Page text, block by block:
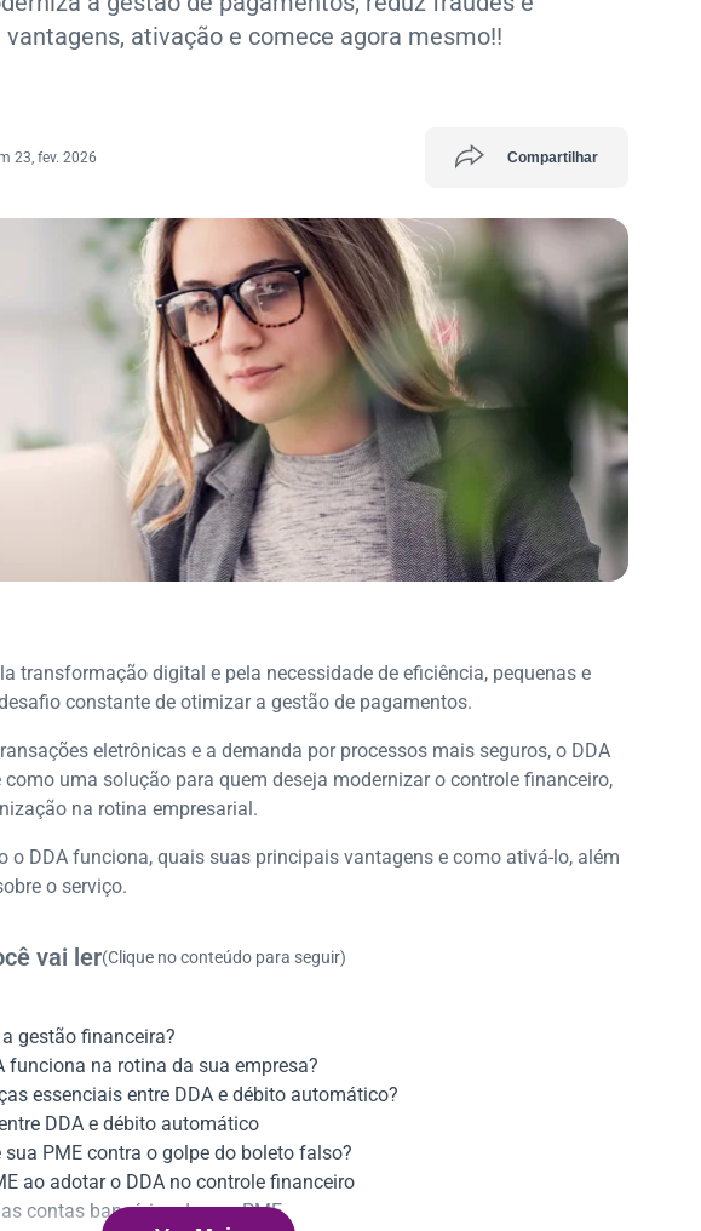
ativação e comece agora mesmo!!
23, fev. 2026 Compartilhar
transformação digital e pela necessidade de eficiência, pequenas e
constante de otimizar a gestão de pagamentos.
eletrônicas e a demanda por processos mais seguros, o DDA
uma solução para quem deseja modernizar o controle financeiro,
na rotina empresarial.
o DDA funciona, quais suas principais vantagens e como ativá-lo, além
o serviço.
vai ler(Clique no conteúdo para seguir)
gestão financeira?
funciona na rotina da sua empresa?
essenciais entre DDA e débito automático?
DDA e débito automático
sua PME contra o golpe do boleto falso?
ao adotar o DDA no controle financeiro
contas bancárias da sua PME